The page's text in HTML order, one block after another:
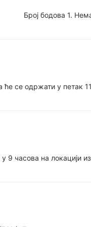
Број бодова 1.
се одржати у петак
9 часова на локацији